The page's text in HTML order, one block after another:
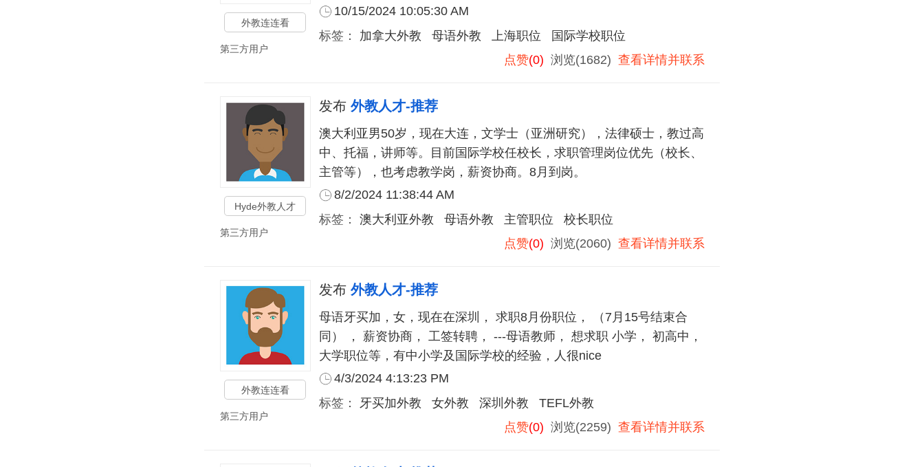
外教连连看
第三方用户
验，国际学校，外国语等的经验，可以尽快到岗，
10/15/2024 10:05:30 AM
标签： 加拿大外教 母语外教 上海职位
国际学校职位
点赞(0) 浏览(1682) 查看详情并联系
Hyde外教人才
第三方用户
发布 外教人才-推荐
澳大利亚男50岁，现在大连，文学士（亚洲研究），法律硕士，教过高
中、托福，讲师等。目前国际学校任校长，求职管理岗位优先（校长、
主管等），也考虑教学岗，薪资协商。8月到岗。
8/2/2024 11:38:44 AM
标签： 澳大利亚外教 母语外教 主管职位
校长职位
点赞(0) 浏览(2060) 查看详情并联系
外教连连看
第三方用户
发布 外教人才-推荐
母语牙买加，女，现在在深圳， 求职8月份职位， （7月15号结束合
同） ， 薪资协商， 工签转聘， ---母语教师， 想求职 小学， 初高中，
大学职位等，有中小学及国际学校的经验，人很nice
4/3/2024 4:13:23 PM
标签：
牙买加外教 女外教 深圳外教
TEFL外教
点赞(0) 浏览(2259) 查看详情并联系